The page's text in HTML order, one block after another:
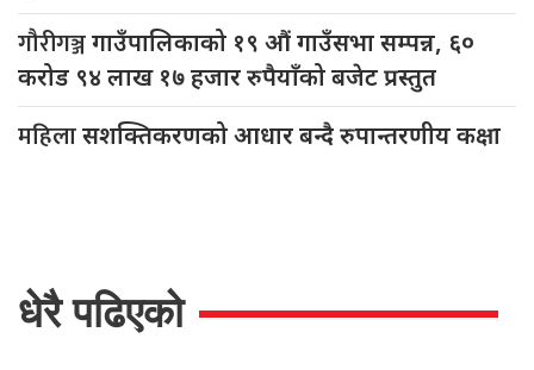
गौरीगञ्जगाउँपालिकाको १९ औं गाउँसभा सम्पन्न, ६०
करोड ९४ लाख १७ हजार रुपैयाँको बजेट प्रस्तुत
महिलासशक्तिकरणको आधार बन्दै रुपान्तरणीय कक्षा
धेरै पढिएको